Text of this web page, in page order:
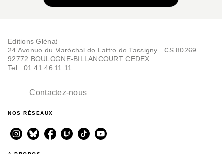
Editions Glénat
24 Avenue du Maréchal de Lattre de Tassigny - CS 80269
92772 BOULOGNE-BILLANCOURT CEDEX
Tel : 01.41.46.11.11
Contactez-nous
NOS RÉSEAUX